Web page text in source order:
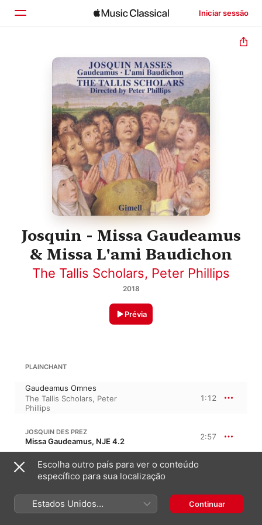
Iniciar sessão
Início
Explorar
Buscar
Josquin - Missa Gaudeamus
& Missa L'ami Baudichon
The Tallis Scholars, Peter Phillips
2018
Prévia
PLAINCHANT
Gaudeamus Omnes
The Tallis Scholars, Peter
Phillips
1:12
JOSQUIN DES PREZ
Missa Gaudeamus, NJE 4.2 2:57
The Tallis Scholars, Peter
Phillips
The Tallis Scholars,
Phillips
0:57
Escolha outro país para ver o conteúdo
específico para sua localização
Estados Unidos
(Português Brasil)
Continuar